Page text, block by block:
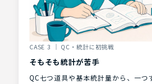
CASE 3 ｜ QC・統計に初挑戦
そもそも統計が苦手
QC七つ道具や基本統計量から、一つ